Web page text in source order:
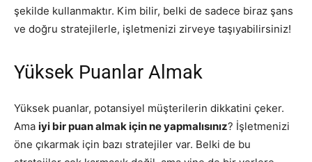
şekilde kullanmaktır. Kim bilir, belki de sadece biraz şans
ve doğru stratejilerle, işletmenizi zirveye taşıyabilirsiniz!
Yüksek Puanlar Almak
Yüksek puanlar, potansiyel müşterilerin dikkatini çeker.
Ama iyi bir puan almak için ne yapmalısınız? İşletmenizi
öne çıkarmak için bazı stratejiler var. Belki de bu